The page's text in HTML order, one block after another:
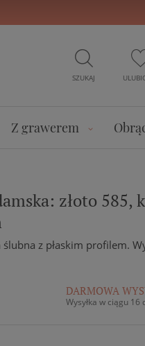
SZUKAJ
Z grawerem
złoto 585,
z płaskim profilem.
DARMOWA
Wysyłka w ciągu 16